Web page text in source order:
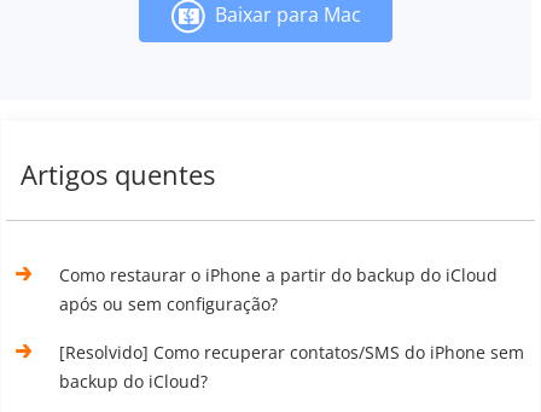
Baixar para Mac
Artigos quentes
Como restaurar o iPhone a partir do backup do iCloud
após ou sem configuração?
[Resolvido] Como recuperar contatos/SMS do iPhone sem
backup do iCloud?